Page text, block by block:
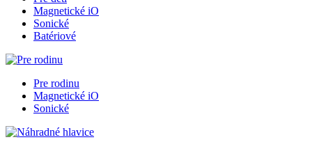
Magnetické iO
Sonické
Batériové
Pre rodinu
Magnetické iO
Sonické